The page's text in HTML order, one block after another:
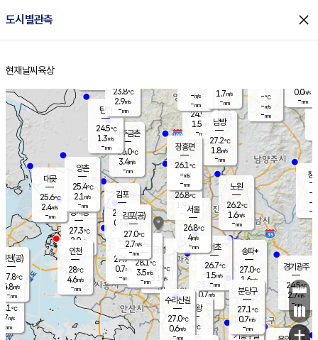
도시별관측 close
홈
현재날씨 육상
의도
℃
m/s
mm
양주
24.9℃
1.5
-mm
과천
25.4℃
0.7m/s
- mm
경기광주
24.5℃
2.7m/s
-mm
경서동
27.3℃
2.0m/s
-mm
파주금촌
26.0℃
3.4m/s
-mm
-℃
-m/s
-mm
대곶
25.6℃
2.4m/s
-mm
창
-
-m/
-
탄현
24.5℃
1.3m/s
-mm
0.0m/s
-mm
의왕
- ℃
m/s
김포
26.7℃
0.5 m/s
mm
광명
27.9 ℃
3.1 m/s
-mm
부천
27.9℃
0.7m/s
-mm
양촌
25.4℃
2.1 m/s
-mm
구로
28.1℃
3.5m/s
-mm
은평
26.8℃
1.9 m/s
- mm
노원
26.2℃
1.6m/s
-mm
송파*
27.0℃
1.6m/s
-mm
서초
26.7℃
1.5m/s
-mm
남방
27.2℃
1.8m/s
-mm
기흥구갈
수리산길
27.0℃
0.6m/s
-mm
분당구
27.1℃
0.7m/s
-mm
장흥면
26.1℃
-m/s
-mm
-m/s
-mm
인천(공)
27.8℃
4.8m/s
-mm
김포(공)
27.0℃
2.7m/s
-mm
인천
28℃
4.6m/s
-mm
서울
26.8℃
4m/s
-mm
23.8℃
2.9m/s
-mm
1.7m/s
-mm
+